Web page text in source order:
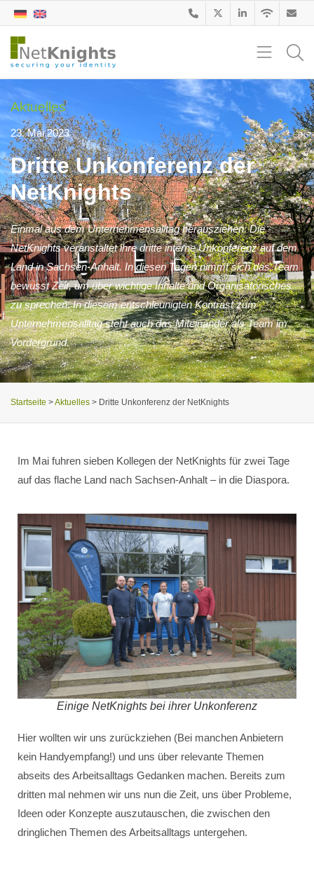
Aktuelles
23. Mai 2023
Dritte Unkonferenz der
NetKnights
Einmal aus dem Unternehmensalltag herausziehen: Die
NetKnights veranstaltet ihre dritte interne Unkonferenz auf dem
Land in Sachsen-Anhalt. In diesen Tagen nimmt sich das Team
bewusst Zeit, um über wichtige Inhalte und Organisatorisches
zu sprechen. In diesem entschleunigten Kontrast zum
Unternehmensalltag steht auch das Miteinander als Team im
Vordergrund.
Startseite >Aktuelles > Dritte Unkonferenz der NetKnights
Im Mai fuhren sieben Kollegen der NetKnights für zwei Tage
auf das flache Land nach Sachsen-Anhalt – in die Diaspora.
Einige NetKnights bei ihrer Unkonferenz
Hier wollten wir uns zurückziehen (Bei manchen Anbietern
kein Handyempfang!) und uns über relevante Themen
abseits des Arbeitsalltags Gedanken machen. Bereits zum
dritten mal nehmen wir uns nun die Zeit, uns über Probleme,
Ideen oder Konzepte auszutauschen, die zwischen den
dringlichen Themen des Arbeitsalltags untergehen.